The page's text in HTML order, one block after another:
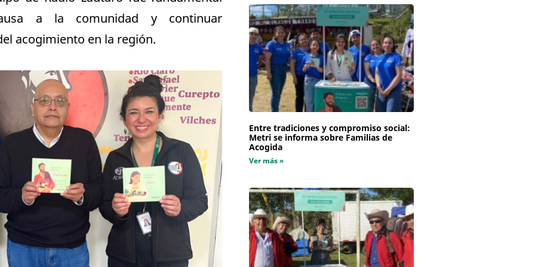
a la comunidad y continuar
acogimiento en la región.
Entre tradiciones y compromiso social:
Metri se informa sobre Familias de
Acogida
Ver más »